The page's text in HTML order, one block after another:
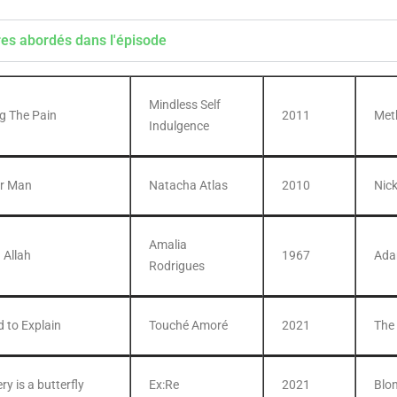
abordés dans l'épisode
The Pain
Mindless Self
Indulgence
2011
Man Natacha Atlas 2010
Allah
Amalia
Rodrigues
1967
to Explain Touché Amoré 2021
is a butterfly Ex:Re 2021